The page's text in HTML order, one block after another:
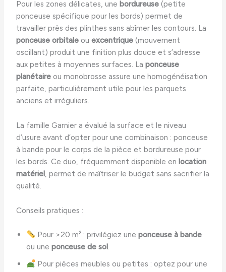
Pour les zones délicates, unebordureuse (petite
ponceuse spécifique pour les bords) permet de
travailler près des plinthes sans abîmer les contours. La
ponceuse orbitale ouexcentrique (mouvement
oscillant) produit une finition plus douce et s’adresse
aux petites à moyennes surfaces. Laponceuse
planétaire ou monobrosse assure une homogénéisation
parfaite, particulièrement utile pour les parquets
anciens et irréguliers.
La famille Garnier a évalué la surface et le niveau
d’usure avant d’opter pour une combinaison : ponceuse
à bande pour le corps de la pièce et bordureuse pour
les bords. Ce duo, fréquemment disponible enlocation
matériel , permet de maîtriser le budget sans sacrifier la
qualité.
Conseils pratiques :
Pour >20 m² : privilégiez uneponceuse à bande
ou uneponceuse de sol.
Pour pièces meubles ou petites : optez pour une